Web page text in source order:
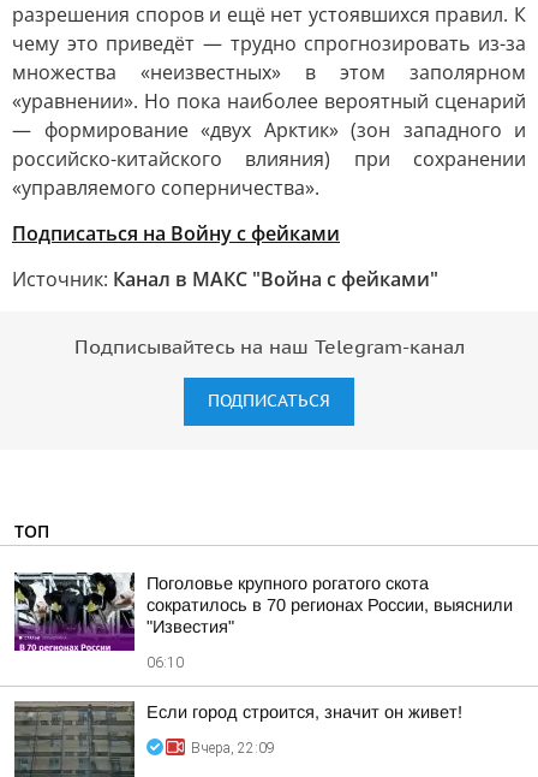
разрешения споров и ещё нет устоявшихся правил. К
чему это приведёт — трудно спрогнозировать из-за
множества «неизвестных» в этом заполярном
«уравнении». Но пока наиболее вероятный сценарий
— формирование «двух Арктик» (зон западного и
российско-китайского влияния) при сохранении
«управляемого соперничества».
Подписаться на Войну с фейками
Источник: Канал в МАКС "Война с фейками"
Подписывайтесь на наш Telegram-канал
ПОДПИСАТЬСЯ
ТОП
Поголовье крупного рогатого скота
сократилось в 70 регионах России, выяснили
"Известия"
06:10
Если город строится, значит он живет!
Вчера, 22:09